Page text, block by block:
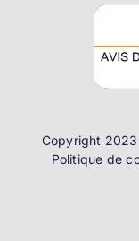
Copyright
Politique de